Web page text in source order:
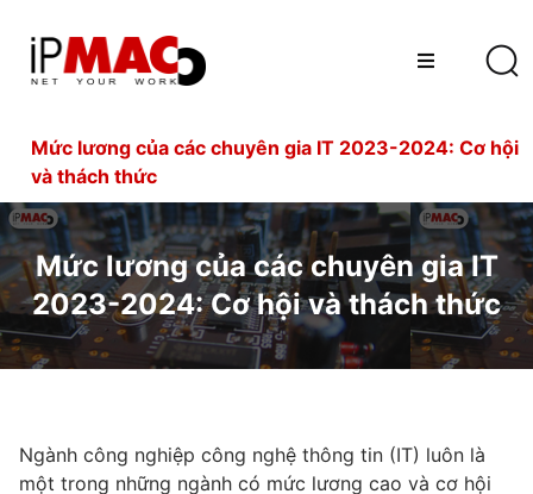
Mức lương của các chuyên gia IT 2023-2024: Cơ hội
và thách thức
Mức lương của các chuyên gia IT
2023-2024: Cơ hội và thách thức
Ngành công nghiệp công nghệ thông tin (IT) luôn là
một trong những ngành có mức lương cao và cơ hội